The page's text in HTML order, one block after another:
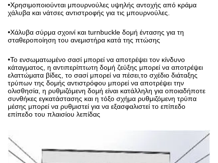
•Χρησιμοποιούνται μπουρνούλες υψηλής αντοχής από κράμα
χάλυβα και νάτσες αντιστροφής για τις μπουρνούλες.
•Χάλυβα σύρμα σχοινί και turnbuckle δομή έντασης για τη
σταθεροποίηση του ανεμιστήρα κατά της πτώσης
•Το ενσωματωμένο σασί μπορεί να αποτρέψει τον κίνδυνο
κάταγματος, η αντιπερίπτωτη δομή ζεύξης μπορεί να αποτρέψει
ελαττώματα βίδες, το σασί μπορεί να πέσει,το σχέδιο διάταξης
τρύπων της δομής αντιστρόφου μπορεί να αποτρέψει την
ολισθησία, η ρυθμιζόμενη δομή είναι κατάλληλη για οποιαδήποτε
συνθήκες εγκατάστασης και η τόξο σχήμα ρυθμιζόμενη τρύπα
μέσης μπορεί να ρυθμιστεί για να εξασφαλιστεί το επίπεδο
επίπεδο του πλαισίου λεπίδας